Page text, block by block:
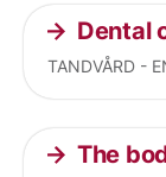
Dental
TANDVÅRD -
The